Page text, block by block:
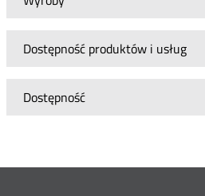
Dostępność produktów i usług
Dostępność